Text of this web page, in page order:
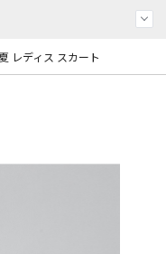
レディス スカート